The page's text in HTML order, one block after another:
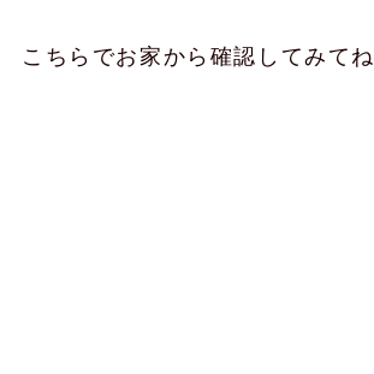
こちらでお家から確認してみてね